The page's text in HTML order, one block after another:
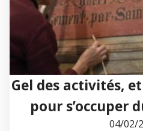
Gel des activités,
pour s’occuper
04/02/